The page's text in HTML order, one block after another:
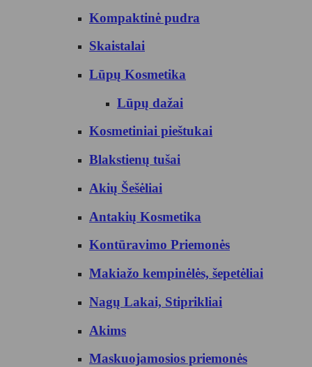
Kompaktinė pudra
Skaistalai
Lūpų Kosmetika
Lūpų dažai
Kosmetiniai pieštukai
Blakstienų tušai
Akių Šešėliai
Antakių Kosmetika
Kontūravimo Priemonės
Makiažo kempinėlės, šepetėliai
Nagų Lakai, Stiprikliai
Akims
Maskuojamosios priemonės